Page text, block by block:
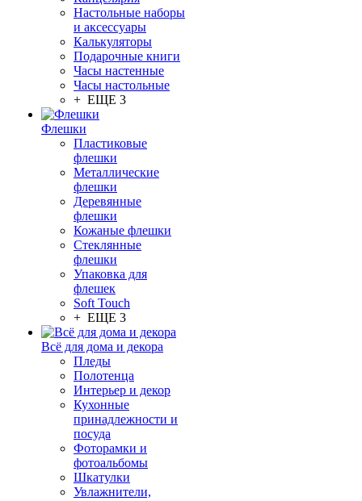
Настольные наборы
и аксессуары
Калькуляторы
Подарочные книги
Часы настенные
Часы настольные
+ ЕЩЕ 3
Флешки
Пластиковые
флешки
Металлические
флешки
Деревянные
флешки
Кожаные флешки
Стеклянные
флешки
Упаковка для
флешек
Soft Touch
+ ЕЩЕ 3
Всё для дома и декора
Пледы
Полотенца
Интерьер и декор
Кухонные
принадлежности и
посуда
Фоторамки и
фотоальбомы
Шкатулки
Увлажнители,